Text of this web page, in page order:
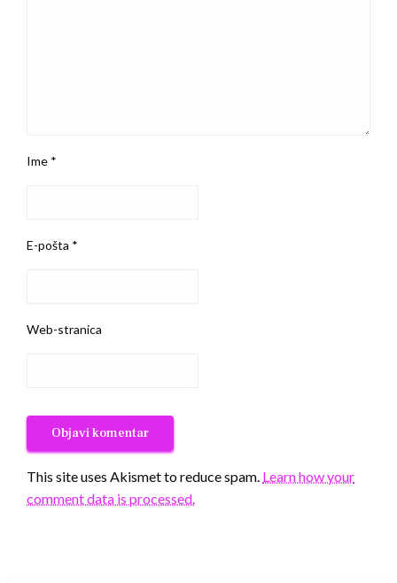
Ime *
E-pošta *
Web-stranica
This site uses Akismet to reduce spam. Learn how your
comment data is processed.